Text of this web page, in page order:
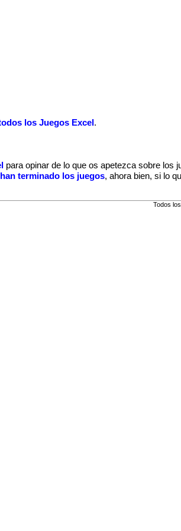
los Juegos Excel.
para opinar de lo que os apetezca sobre los
terminado los juegos, ahora bien, si lo
Todos